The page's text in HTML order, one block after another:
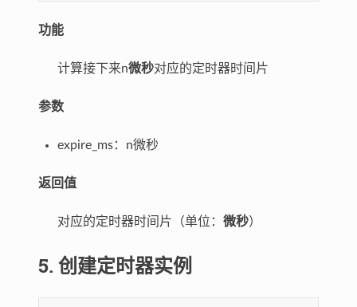
功能
计算接下来n微秒对应的定时器时间片
参数
expire_ms：n微秒
返回值
对应的定时器时间片（单位：微秒）
5. 创建定时器实例